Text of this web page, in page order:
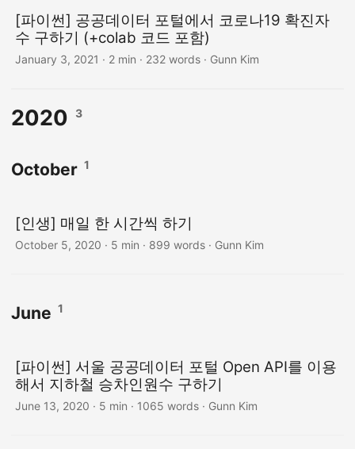
[파이썬] 공공데이터 포털에서 코로나19 확진자
수 구하기 (+colab 코드 포함)
January 3, 2021 · 2 min · 232 words · Gunn Kim
2020 3
October 1
[인생] 매일 한 시간씩 하기
October 5, 2020 · 5 min · 899 words · Gunn Kim
June 1
[파이썬] 서울 공공데이터 포털 Open API를 이용
해서 지하철 승차인원수 구하기
June 13, 2020 · 5 min · 1065 words · Gunn Kim